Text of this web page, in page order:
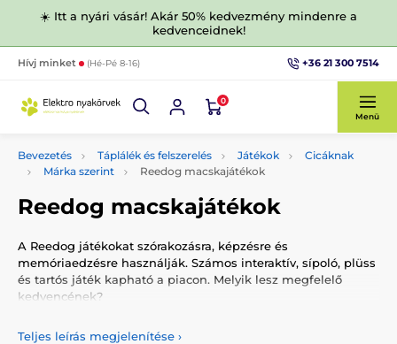
☀️ Itt a nyári vásár! Akár 50% kedvezmény mindenre a
kedvenceidnek!
Hívj minket (Hé-Pé 8-16) +36 21 300 7514
0
Menü
Bevezetés Táplálék és felszerelés Játékok
Cicáknak
Márka szerint
Reedog macskajátékok
Reedog macskajátékok
A Reedog játékokat szórakozásra, képzésre és
memóriaedzésre használják. Számos interaktív, sípoló, plüss
és tartós játék kapható a piacon. Melyik lesz megfelelő
kedvencének?
Teljes leírás megjelenítése ›